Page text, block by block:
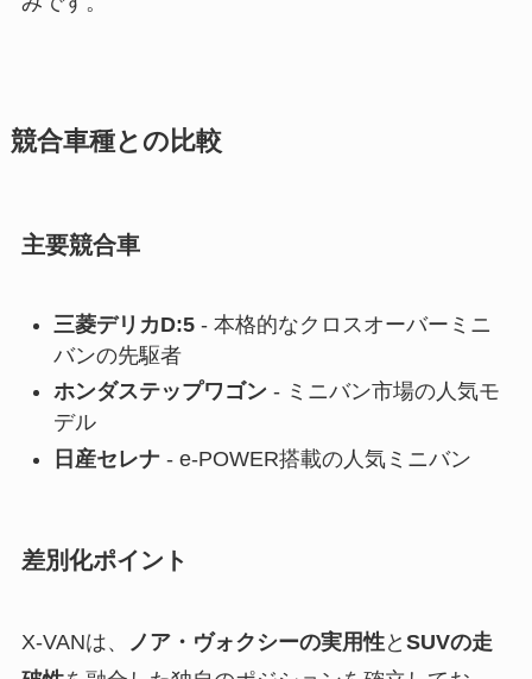
競合車種との比較
主要競合車
三菱デリカD:5- 本格的なクロスオーバーミニ
バンの先駆者
ホンダステップワゴン- ミニバン市場の人気モ
デル
日産セレナ- e-POWER搭載の人気ミニバン
差別化ポイント
X-VANは、 ノア・ヴォクシーの実用性と SUVの走